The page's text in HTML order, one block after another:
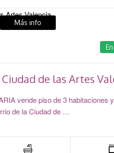
Más info
de las Artes
vende piso de 3 habitaciones
de la Ciudad de …